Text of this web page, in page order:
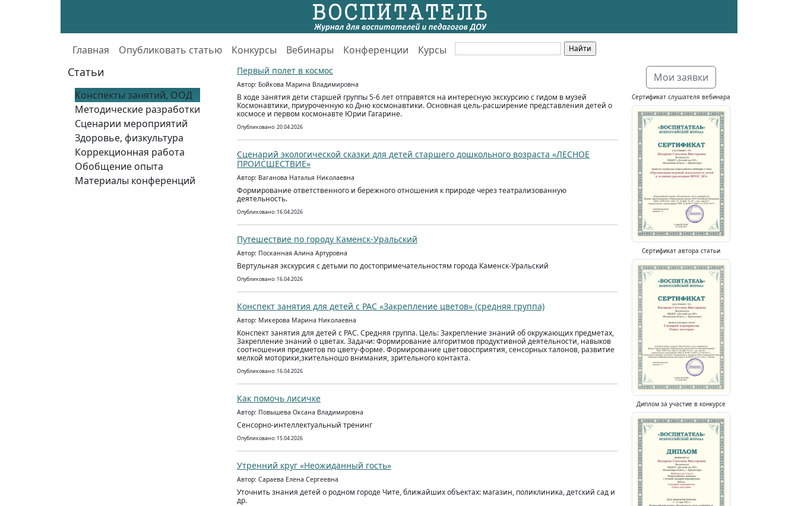
Главная Опубликовать статью Конкурсы Вебинары Конференции Курсы
Статьи
Конспекты занятий, ООД
Методические разработки
Сценарии мероприятий
Здоровье, физкультура
Коррекционная работа
Обобщение опыта
Материалы конференций
Первый полет в космос
Автор: Бойкова Марина Владимировна
В ходе занятия дети старшей группы 5-6 лет отправятся на интересную экскурсию с гидом в музей
Космонавтики, приуроченную ко Дню космонавтики. Основная цель-расширение представления детей о
космосе и первом космонавте Юрии Гагарине.
Опубликовано: 20.04.2026
Сценарий экологической сказки для детей старшего дошкольного возраста «ЛЕСНОЕ
ПРОИСШЕСТВИЕ»
Автор: Ваганова Наталья Николаевна
Формирование ответственного и бережного отношения к природе через театрализованную
деятельность.
Опубликовано: 16.04.2026
Путешествие по городу Каменск-Уральский
Автор: Посканная Алина Артуровна
Вертульная экскурсия с детьми по достопримечательностям города Каменск-Уральский
Опубликовано: 16.04.2026
Конспект занятия для детей с РАС «Закрепление цветов» (средняя группа)
Автор: Микерова Марина Николаевна
Конспект занятия для детей с РАС. Средняя группа. Цель: Закрепление знаний об окружающих предметах,
Закрепление знаний о цветах. Задачи: Формирование алгоритмов продуктивной деятельности, навыков
соотношения предметов по цвету-форме. Формирование цветовосприятия, сенсорных талонов, развитие
мелкой моторики,зкительношо внимания, зрительного контакта.
Опубликовано: 16.04.2026
Как помочь лисичке
Автор: Повышева Оксана Владимировна
Сенсорно-интеллектуальный тренинг
Опубликовано: 15.04.2026
Утренний круг «Неожиданный гость»
Автор: Сараева Елена Сергеевна
Уточнить знания детей о родном городе Чите, ближайших объектах: магазин, поликлиника, детский сад и
др.
Мои заявки
Сертификат слушателя вебинара
Сертификат автора статьи
Диплом за участие в конкурсе